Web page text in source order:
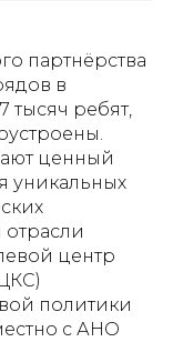
партнёрства
в
тысяч ребят,
ценный
уникальных
центр
политики
с АНО